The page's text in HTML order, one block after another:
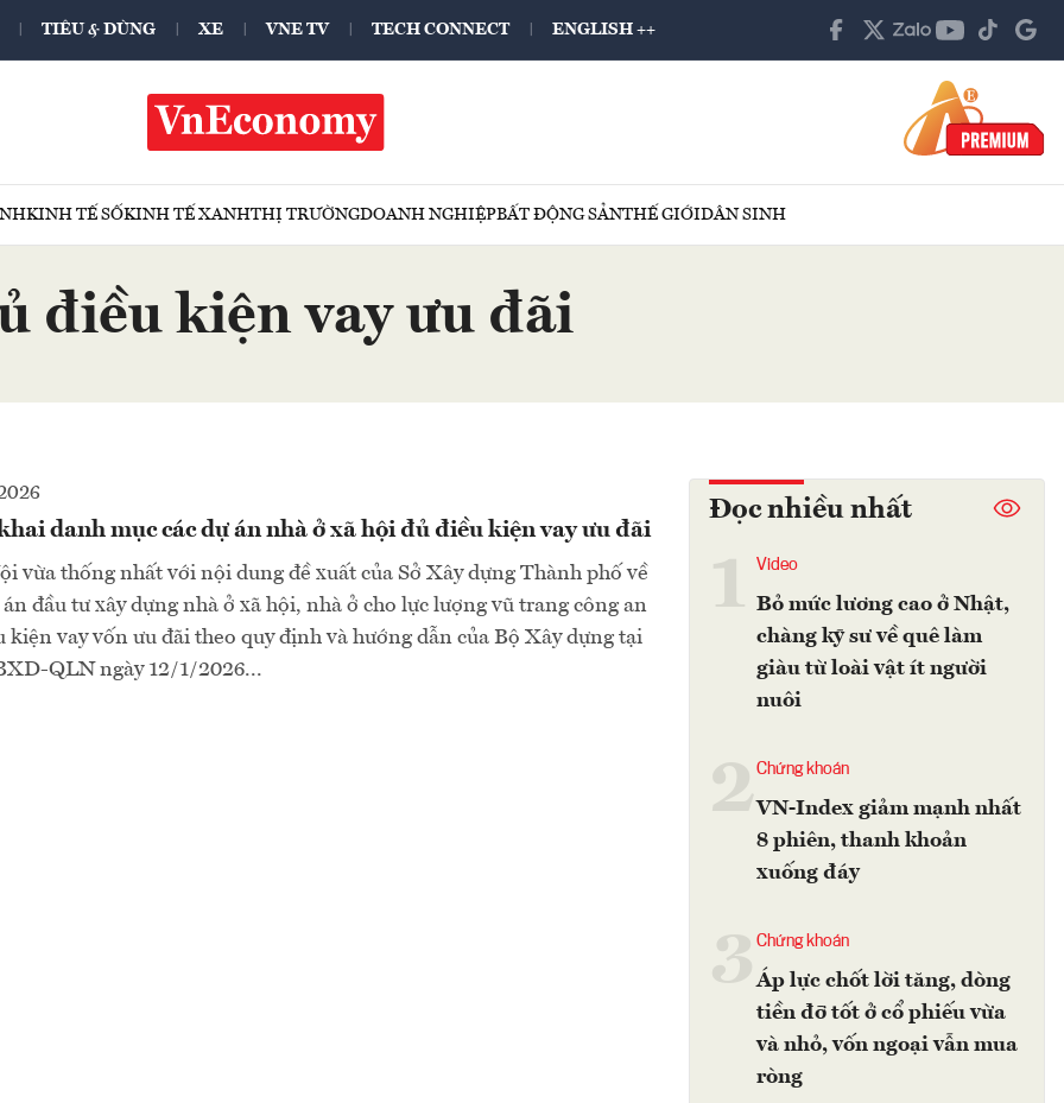
TIÊU & DÙNG XE VNE TV TECH CONNECT ENGLISH ++
KINH TẾ SỐKINH TẾ XANHTHỊ TRƯỜNGDOANH NGHIỆPBẤT ĐỘNG SẢNTHẾ GIỚIDÂN SINH
điều kiện vay ưu đãi
danh mục các dự án nhà ở xã hội đủ điều kiện vay ưu đãi
vừa thống nhất với nội dung đề xuất của Sở Xây dựng Thành phố về
đầu tư xây dựng nhà ở xã hội, nhà ở cho lực lượng vũ trang công an
kiện vay vốn ưu đãi theo quy định và hướng dẫn của Bộ Xây dựng tại
QLN ngày 12/1/2026...
Đọc nhiều nhất
Video
Bỏ mức lương cao ở Nhật,
chàng kỹ sư về quê làm
giàu từ loài vật ít người
nuôi
2Chứng khoán
VN-Index giảm mạnh nhất
8 phiên, thanh khoản
xuống đáy
Chứng khoán
Áp lực chốt lời tăng, dòng
tiền đỡ tốt ở cổ phiếu vừa
và nhỏ, vốn ngoại vẫn mua
ròng